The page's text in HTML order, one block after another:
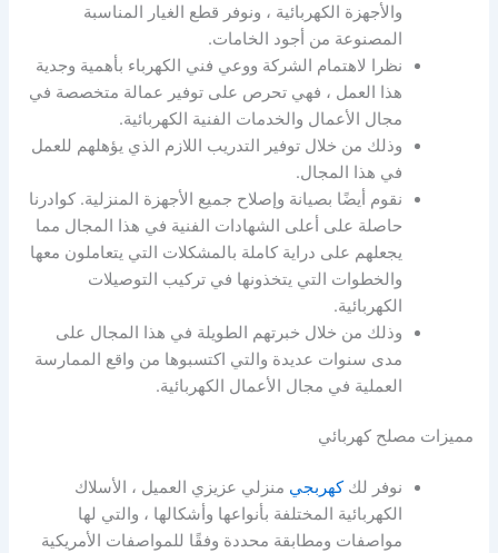
والأجهزة الكهربائية ، ونوفر قطع الغيار المناسبة
المصنوعة من أجود الخامات.
نظرا لاهتمام الشركة ووعي فني الكهرباء بأهمية وجدية
هذا العمل ، فهي تحرص على توفير عمالة متخصصة في
مجال الأعمال والخدمات الفنية الكهربائية.
وذلك من خلال توفير التدريب اللازم الذي يؤهلهم للعمل
في هذا المجال.
نقوم أيضًا بصيانة وإصلاح جميع الأجهزة المنزلية. كوادرنا
حاصلة على أعلى الشهادات الفنية في هذا المجال مما
يجعلهم على دراية كاملة بالمشكلات التي يتعاملون معها
والخطوات التي يتخذونها في تركيب التوصيلات
الكهربائية.
وذلك من خلال خبرتهم الطويلة في هذا المجال على
مدى سنوات عديدة والتي اكتسبوها من واقع الممارسة
العملية في مجال الأعمال الكهربائية.
مميزات مصلح كهربائي
نوفر لككهربجي منزلي عزيزي العميل ، الأسلاك
الكهربائية المختلفة بأنواعها وأشكالها ، والتي لها
مواصفات ومطابقة محددة وفقًا للمواصفات الأمريكية